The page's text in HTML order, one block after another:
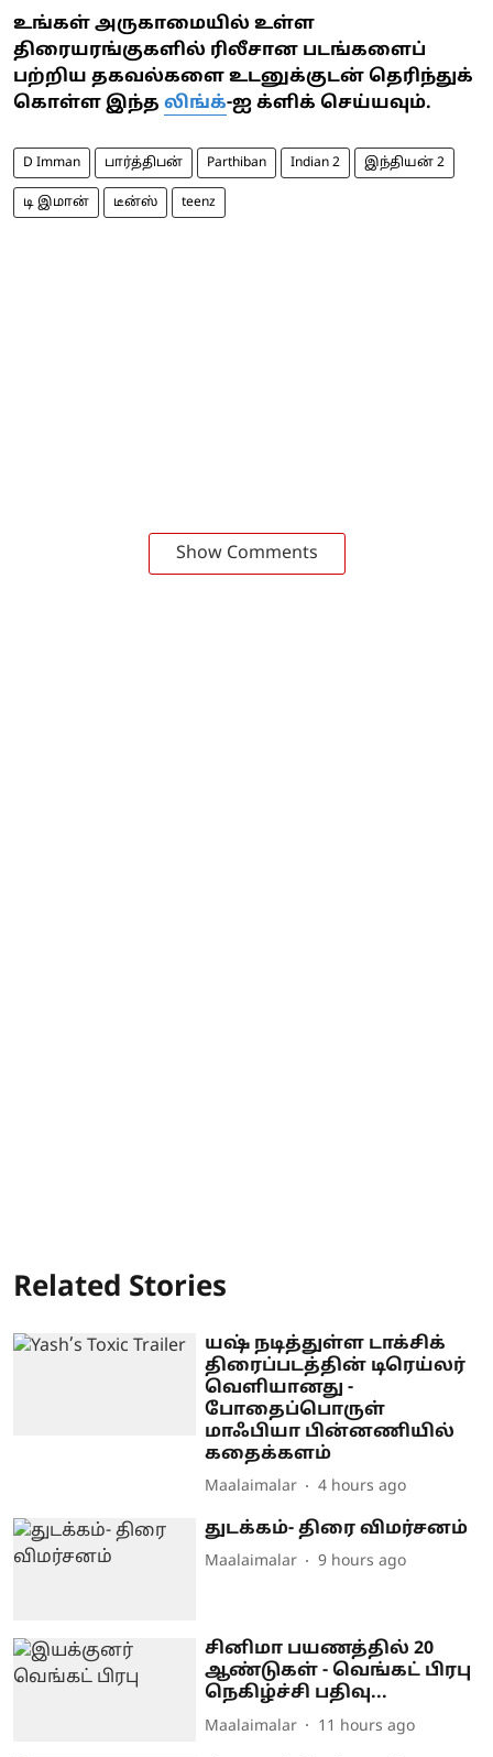
உங்கள் அருகாமையில் உள்ள
திரையரங்குகளில் ரிலீசான படங்களைப்
பற்றிய தகவல்களை உடனுக்குடன் தெரிந்துக்
கொள்ள இந்த லிங்க்-ஐ க்ளிக் செய்யவும்.
D Imman பார்த்திபன் Parthiban Indian 2 இந்தியன் 2
டி இமான் டீன்ஸ் teenz
Show Comments
Related Stories
யஷ் நடித்துள்ள டாக்சிக்
திரைப்படத்தின் டிரெய்லர்
வெளியானது -
போதைப்பொருள்
மாஃபியா பின்னணியில்
கதைக்களம்
Maalaimalar 4 hours ago
துடக்கம்- திரை விமர்சனம்
Maalaimalar 9 hours ago
சினிமா பயணத்தில் 20
ஆண்டுகள் - வெங்கட் பிரபு
நெகிழ்ச்சி பதிவு...
Maalaimalar 11 hours ago